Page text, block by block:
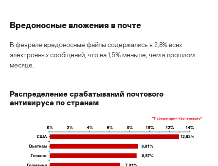
Вредоносные вложения в почте
В феврале вредоносные файлы содержались в 2,8% всех
электронных сообщений, что на 1,5% меньше, чем в прошлом
месяце.
Распределение срабатываний почтового
антивируса по странам